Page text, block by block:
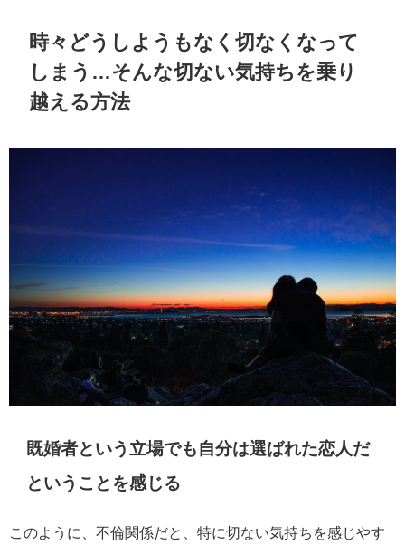
時々どうしようもなく切なくなって
しまう…そんな切ない気持ちを乗り
越える方法
既婚者という立場でも自分は選ばれた恋人だ
ということを感じる
このように、不倫関係だと、特に切ない気持ちを感じやす